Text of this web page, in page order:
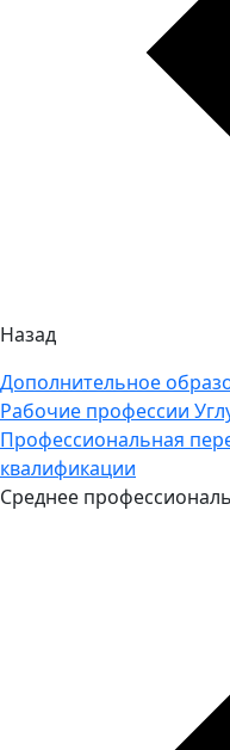
Назад
Дополнительное
Рабочие профессии
Профессиональная
квалификации
Среднее